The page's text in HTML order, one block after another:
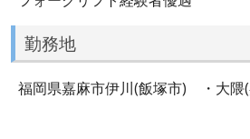
勤務地
福岡県嘉麻市伊川(飯塚市) ・大隈